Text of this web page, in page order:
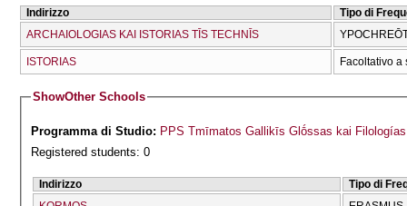
Indirizzo
Tipo di
ARCΗAIOLOGIAS KAI ISTORIAS TĪS TECΗNĪS
ISTORIAS Facoltativo a
ShowOther Schools
Programma di Studio: PPS Tmīmatos Gallikīs Glṓssas kai Filologías
Registered students: 0
Indirizzo
Tipo di